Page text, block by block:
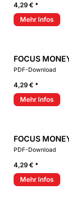
4,29 € *
Mehr Infos
FOCUS
PDF-Download
4,29 € *
Mehr Infos
FOCUS
PDF-Download
4,29 € *
Mehr Infos